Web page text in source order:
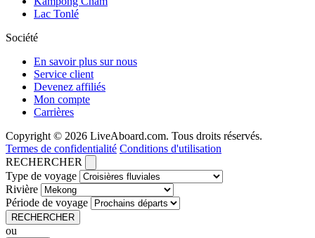
Lac Tonlé
Société
En savoir plus sur nous
Service client
Devenez affiliés
Mon compte
Carrières
Copyright © 2026 LiveAboard.com. Tous droits réservés.
Termes de confidentialité Conditions d'utilisation
RECHERCHER
Type de voyage
Rivière
Période de voyage
RECHERCHER
ou